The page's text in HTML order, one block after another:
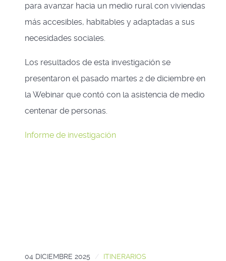
para avanzar hacia un medio rural con viviendas
más accesibles, habitables y adaptadas a sus
necesidades sociales.
Los resultados de esta investigación se
presentaron el pasado martes 2 de diciembre en
la Webinar que contó con la asistencia de medio
centenar de personas.
Informe de investigación
04 DICIEMBRE 2025 ITINERARIOS